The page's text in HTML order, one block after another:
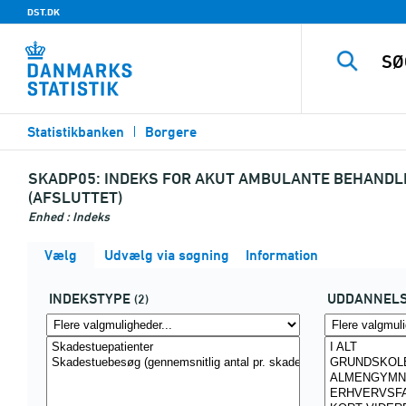
DST.DK
Statistikbanken Borgere
SKADP05: INDEKS FOR AKUT AMBULANTE
(AFSLUTTET)
Enhed : Indeks
Vælg Udvælg via søgning Information
INDEKSTYPE (2)